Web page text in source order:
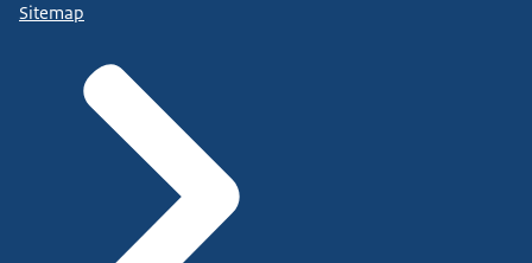
Sitemap